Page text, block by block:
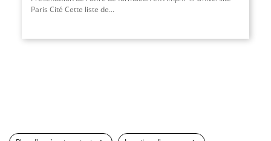
Paris Cité Cette liste de...